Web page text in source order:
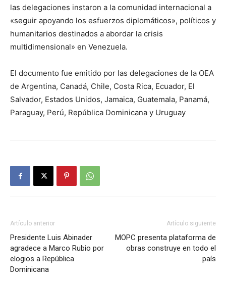
las delegaciones instaron a la comunidad internacional a
«seguir apoyando los esfuerzos diplomáticos», políticos y
humanitarios destinados a abordar la crisis
multidimensional» en Venezuela.
El documento fue emitido por las delegaciones de la OEA
de Argentina, Canadá, Chile, Costa Rica, Ecuador, El
Salvador, Estados Unidos, Jamaica, Guatemala, Panamá,
Paraguay, Perú, República Dominicana y Uruguay
Artículo anterior
Presidente Luis Abinader
agradece a Marco Rubio por
elogios a República
Dominicana
Artículo siguiente
MOPC presenta plataforma de
obras construye en todo el
país